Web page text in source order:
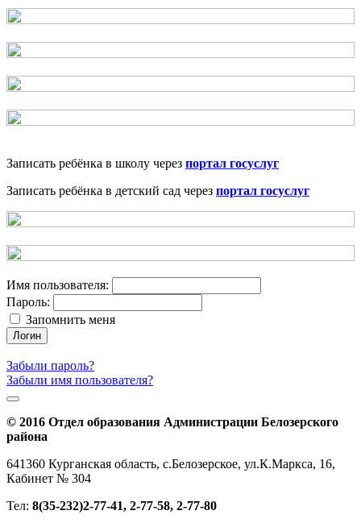
Записать ребёнка в школу через портал госуслуг
Записать ребёнка в детский сад через портал госуслуг
Имя пользователя:
Пароль:
Запомнить меня
Логин
Забыли пароль?
Забыли имя пользователя?
© 2016 Отдел образования Администрации Белозерского
района
641360 Курганская область, с.Белозерское, ул.К.Маркса, 16,
Кабинет № 304
Тел: 8(35-232)2-77-41, 2-77-58, 2-77-80